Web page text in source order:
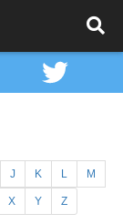
J K L M
X Y Z